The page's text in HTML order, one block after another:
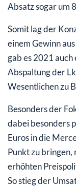
Absatz sogar um
Somit lag der
einem Gewinn
gab es 2021
Abspaltung der
Wesentlichen zu
Besonders der
dabei besonders
Euros in die
Punkt zu bringen,
erhöhten
So stieg der